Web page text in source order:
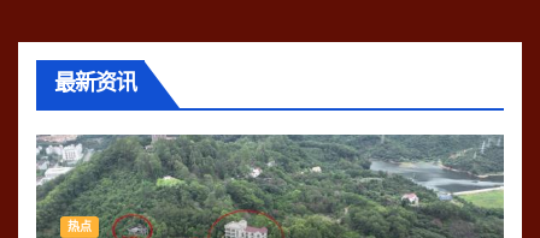
最新资讯
热点